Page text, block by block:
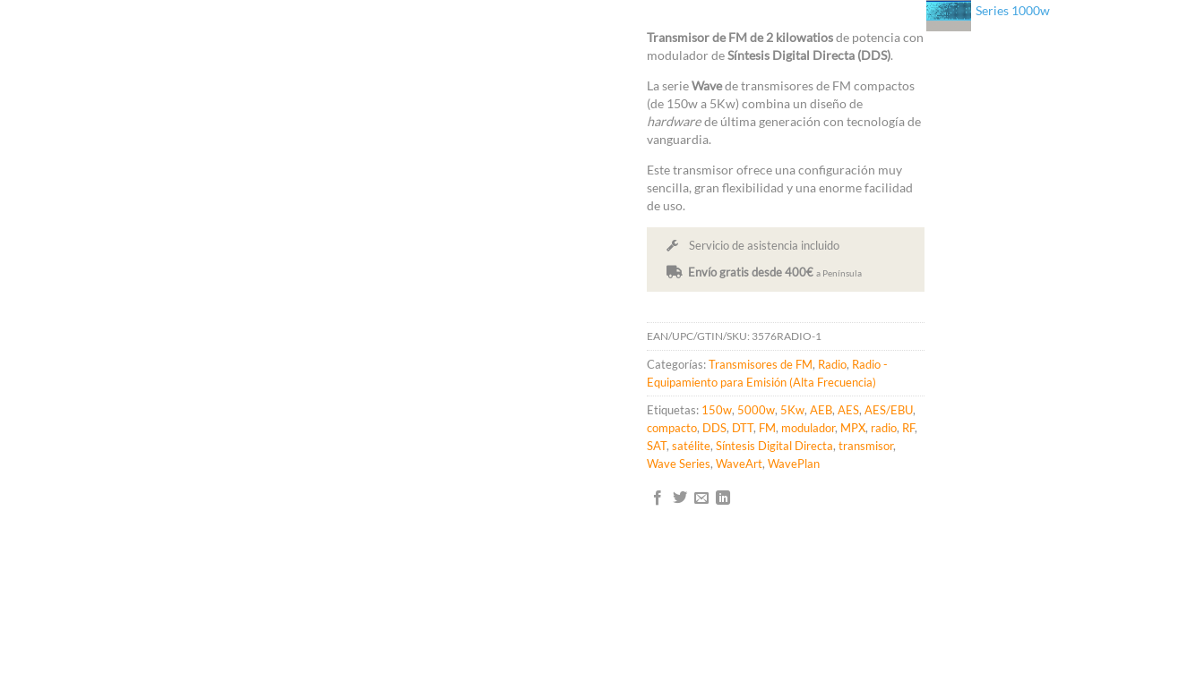
Transmisor de FM de 2 kilowatiosde potencia con
modulador deSíntesis Digital Directa (DDS).
La serieWavede transmisores de FM compactos
(de 150w a 5Kw) combina un diseño de
hardwarede última generación con tecnología de
vanguardia.
Este transmisor ofrece una configuración muy
sencilla, gran flexibilidad y una enorme facilidad
de uso.
Servicio de asistencia incluido
Envío gratis desde 400€ a Península
EAN/UPC/GTIN/SKU: 3576RADIO-1
Categorías:Transmisores de FM, Radio, Radio -
Equipamiento para Emisión (Alta Frecuencia)
Etiquetas: 150w, 5000w, 5Kw, AEB, AES, AES/EBU,
compacto, DDS, DTT, FM, modulador, MPX, radio, RF,
SAT, satélite, Síntesis Digital Directa, transmisor,
Wave Series, WaveArt, WavePlan
Series 1000w